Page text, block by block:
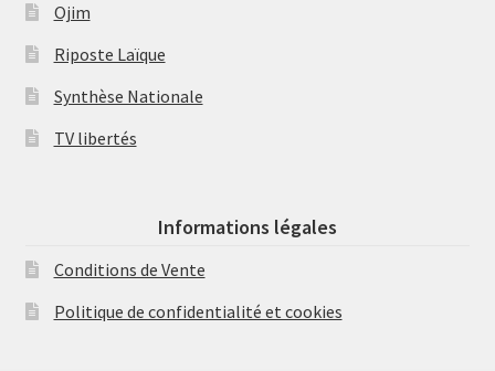
Ojim
Riposte Laïque
Synthèse Nationale
TV libertés
Informations légales
Conditions de Vente
Politique de confidentialité et cookies